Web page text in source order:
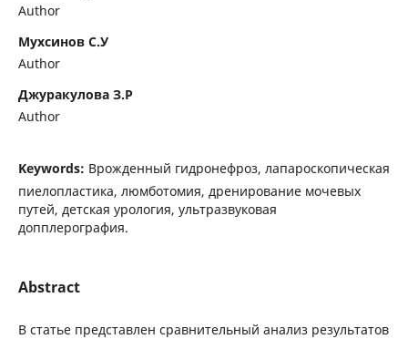
Author
Мухсинов С.У
Author
Джуракулова З.Р
Author
Keywords: Врожденный гидронефроз, лапароскопическая
пиелопластика, люмботомия, дренирование мочевых
путей, детская урология, ультразвуковая
допплерография.
Abstract
В статье представлен сравнительный анализ результатов